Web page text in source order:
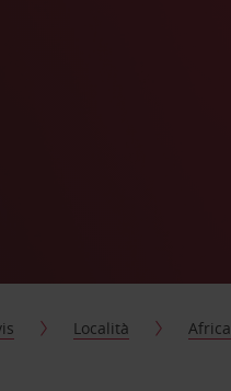
Località Africa